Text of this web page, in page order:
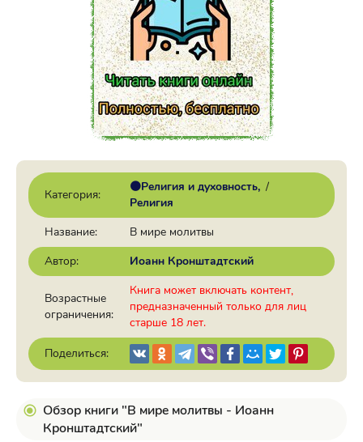
Категория:
🟠Религия и духовность /
Религия
Название:
В мире молитвы
Автор:
Иоанн Кронштадтский
Возрастные
ограничения:
Книга может включать контент,
предназначенный только для лиц
старше 18 лет.
Поделиться:
Обзор книги "В мире молитвы - Иоанн
Кронштадтский"